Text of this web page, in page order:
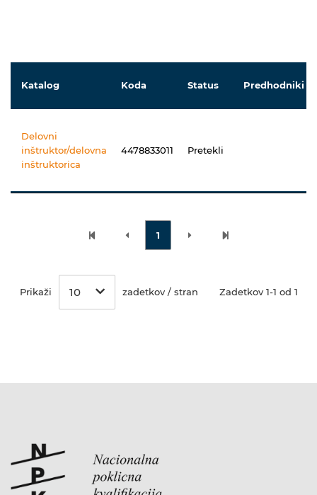
Katalog Koda Status Predhodniki
Delovni
inštruktor/delovna
inštruktorica
4478833011 Pretekli
1
Prikaži 10 zadetkov / stran Zadetkov 1-1 od 1